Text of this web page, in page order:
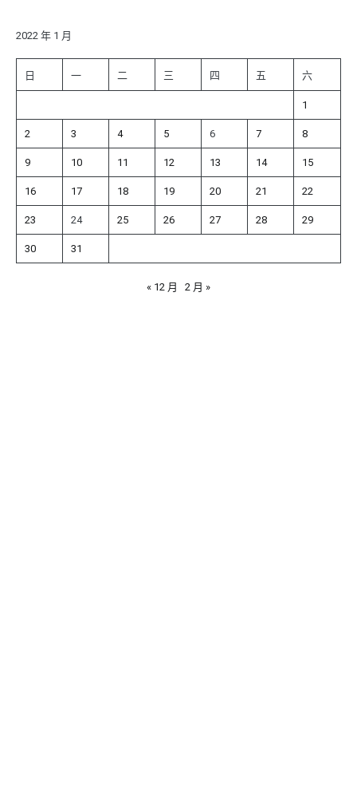
字:
2022 年 1 月
日 一 二 三 四 五 六
1
2 3 4 5 6 7 8
9 10 11 12 13 14 15
16 17 18 19 20 21 22
23 24 25 26 27 28 29
30 31
« 12 月 2 月 »